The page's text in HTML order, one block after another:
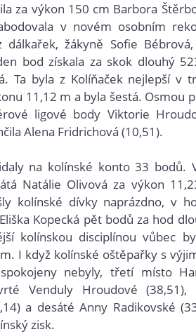
za výkon 150 cm Barbora
v novém osobním
dálkařek, žákyně Sofie
bod získala za skok dlouhý
Ta byla z Kolíňaček nejlepší v
11,12 m a byla šestá. Osmou
ligové body Viktorie
Alena Fridrichová (10,51).
na kolínské konto 33 bodů.
Natálie Olivová za výkon
kolínské dívky naprázdno, v
Kopecká pět bodů za hod
kolínskou disciplínou vůbec
I když kolínské oštěpařky s
nebyly, třetí místo
Venduly Hroudové (38,51),
a desáté Anny Radikovské
zisk.